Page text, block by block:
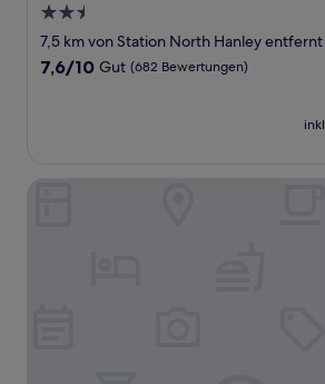
2.5-
Sterne-
Unterkunft
7,5 km von Station North Hanley entfernt
7.6
7,6/10 Gut (682 Bewertungen)
Best Western St. Louis Airport